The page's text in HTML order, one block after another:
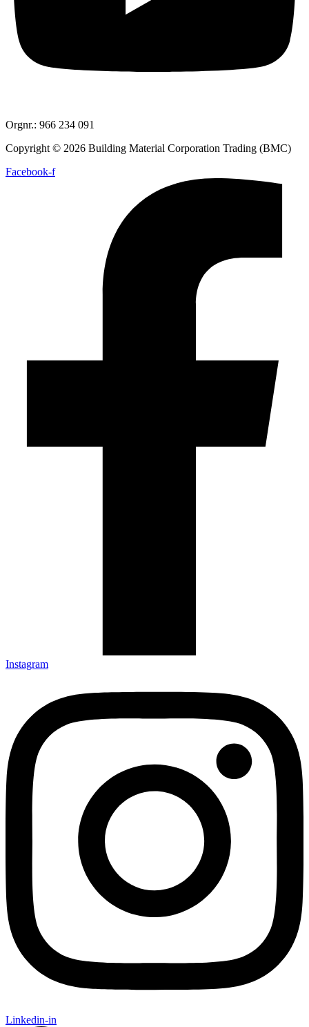
Orgnr.: 966 234 091
Copyright © 2026 Building Material Corporation Trading (BMC)
Facebook-f
Instagram
Linkedin-in